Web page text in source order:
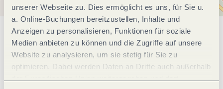
unserer Webseite zu. Dies ermöglicht es uns, für Sie u.
a. Online-Buchungen bereitzustellen, Inhalte und
Anzeigen zu personalisieren, Funktionen für soziale
Medien anbieten zu können und die Zugriffe auf unsere
Website zu analysieren, um sie stetig für Sie zu
optimieren. Dabei werden Daten an Dritte auch außerhalb
Allgemeine Informationen
Einrichtungen Betrieb